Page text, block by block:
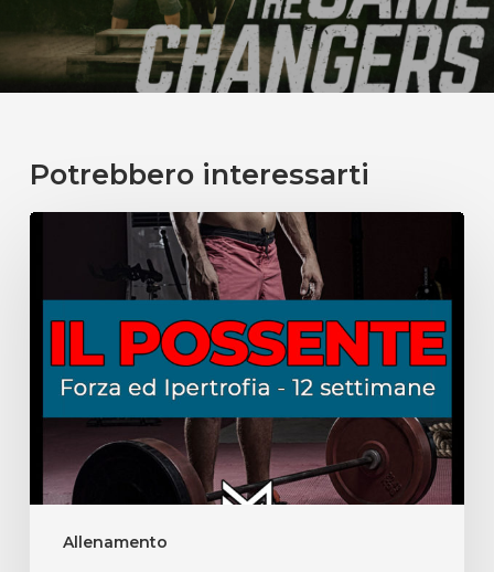
Potrebbero interessarti
Allenamento